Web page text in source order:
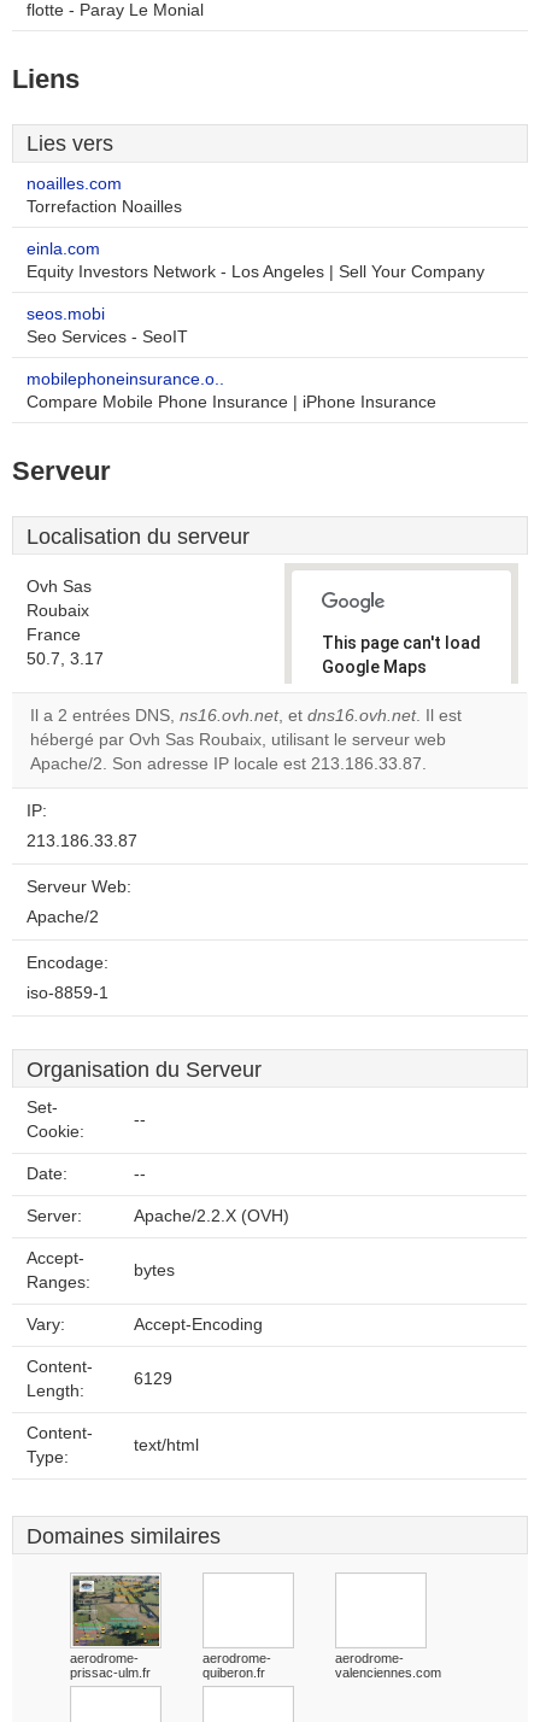
flotte - Paray Le Monial
Liens
Lies vers
noailles.com
Torrefaction Noailles
einla.com
Equity Investors Network - Los Angeles | Sell Your Company
seos.mobi
Seo Services - SeoIT
mobilephoneinsurance.o..
Compare Mobile Phone Insurance | iPhone Insurance
Serveur
Localisation du serveur
Ovh Sas
Roubaix
France
50.7, 3.17
This page can't load
Google Maps
correctly.
Do you
own this
Il a 2 entrées DNS, ns16.ovh.net, et dns16.ovh.net. Il est
hébergé par Ovh Sas Roubaix, utilisant le serveur web
Apache/2. Son adresse IP locale est 213.186.33.87.
IP:
213.186.33.87
Serveur Web:
Apache/2
Encodage:
iso-8859-1
Organisation du Serveur
Set-
Cookie:
--
Date: --
Server: Apache/2.2.X (OVH)
Accept-
Ranges:
bytes
Vary: Accept-Encoding
Content-
Length:
6129
Content-
Type:
text/html
Domaines similaires
aerodrome-
prissac-ulm.fr
aerodrome-
quiberon.fr
aerodrome-
valenciennes.com